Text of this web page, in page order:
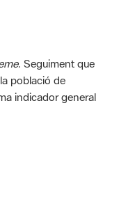
. Seguiment que
població de
indicador general
valoracions és de 0